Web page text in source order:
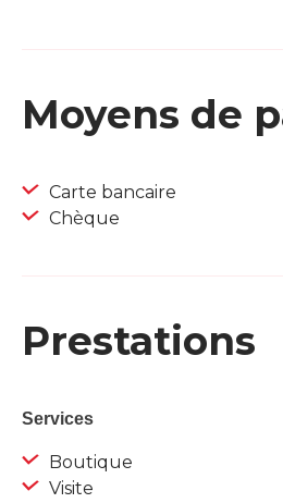
Moyens de
Carte bancaire
Chèque
Prestations
Services
Boutique
Visite